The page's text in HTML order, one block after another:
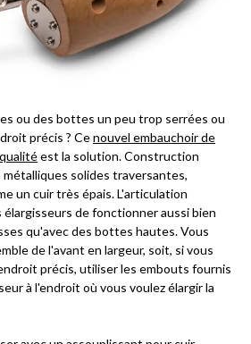
ou des bottes un peu trop serrées ou
précis ? Cenouvel embauchoir de
est la solution. Construction
solides traversantes,
un cuir très épais. L'articulation
de fonctionner aussi bien
qu'avec des bottes hautes. Vous
de l'avant en largeur, soit, si vous
précis, utiliser les embouts fournis
à l'endroit où vous voulez élargir la